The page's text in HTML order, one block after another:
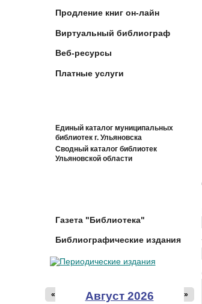
Продление книг он-лайн
Виртуальный библиограф
Веб-ресурсы
Платные услуги
Единый каталог муниципальных
библиотек г. Ульяновска
Сводный каталог библиотек
Ульяновской области
Газета "Библиотека"
Библиографические издания
Август 2026
« »